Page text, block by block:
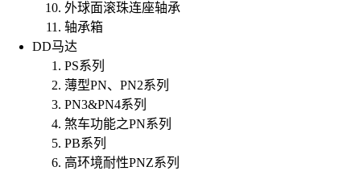
外球面滚珠连座轴承
轴承箱
DD马达
PS系列
薄型PN、PN2系列
PN3&PN4系列
煞车功能之PN系列
PB系列
高环境耐性PNZ系列